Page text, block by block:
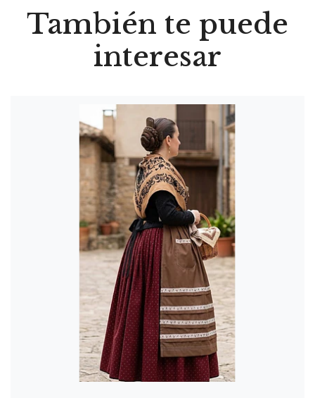
También te puede
interesar